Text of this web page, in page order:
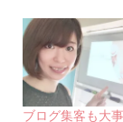
ブログ集客も大事